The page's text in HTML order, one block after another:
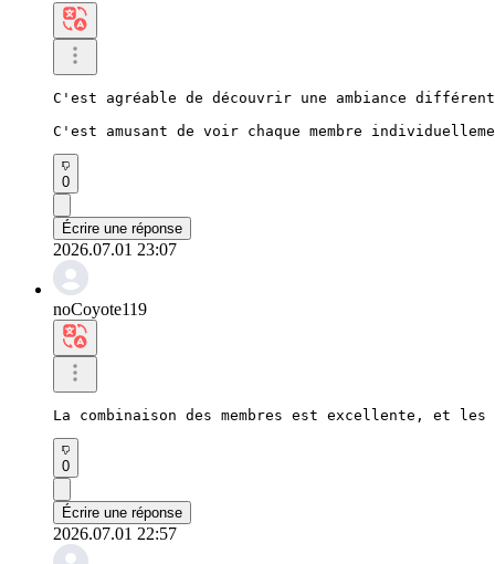
C'est agréable de découvrir une ambiance
C'est amusant de voir chaque membre
0
Écrire une réponse
2026.07.01 23:07
noCoyote119
La combinaison des membres est excellente, et
0
Écrire une réponse
2026.07.01 22:57